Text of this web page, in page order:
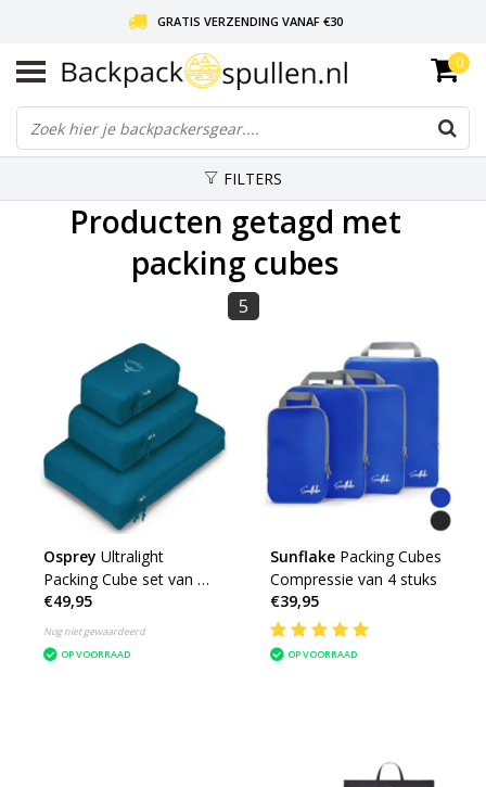
GRATIS VERZENDING VANAF €30
LIEFDE VOOR BACKPACKEN!
30 DAGEN GRATIS RETOUR
0
FILTERS
Producten getagd met
packing cubes
5
Osprey Ultralight
Packing Cube set van 3
packing cubes
inpakzakken
€49,95
Nog niet gewaardeerd
OP VOORRAAD
Sunflake Packing Cubes
Compressie van 4 stuks
€39,95
OP VOORRAAD